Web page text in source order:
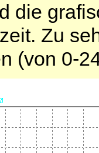
die
Zu
(von 0-